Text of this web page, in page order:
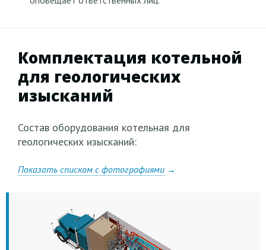
Комплектация котельной
для геологических
изысканий
Состав оборудования котельная для
геологических изысканий:
Показать списком с фотографиями